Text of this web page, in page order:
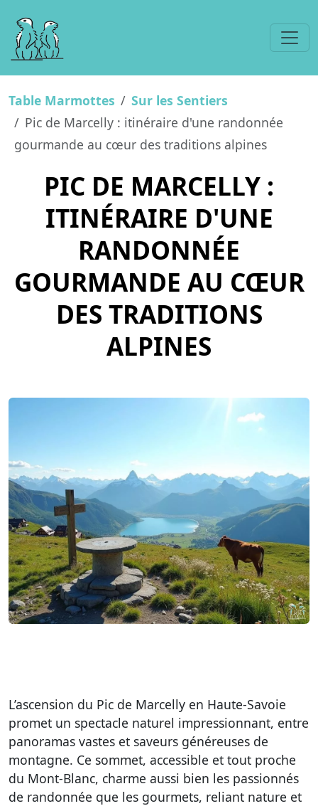
Table Marmottes
Sur les Sentiers
Pic de Marcelly : itinéraire d'une randonnée
gourmande au cœur des traditions alpines
PIC DE MARCELLY :
ITINÉRAIRE D'UNE
RANDONNÉE
GOURMANDE AU CŒUR
DES TRADITIONS
ALPINES
L’ascension du Pic de Marcelly en Haute-Savoie
promet un spectacle naturel impressionnant, entre
panoramas vastes et saveurs généreuses de
montagne. Ce sommet, accessible et tout proche
du Mont-Blanc, charme aussi bien les passionnés
de randonnée que les gourmets, reliant nature et